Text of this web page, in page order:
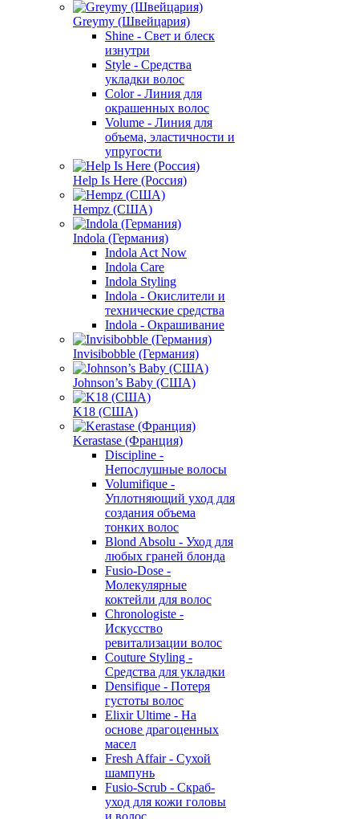
Greymy (Швейцария)
Shine - Свет и блеск
изнутри
Style - Средства
укладки волос
Color - Линия для
окрашенных волос
Volume - Линия для
объема, эластичности и
упругости
Help Is Here (Россия)
Hempz (США)
Indola (Германия)
Indola Act Now
Indola Care
Indola Styling
Indola - Окислители и
технические средства
Indola - Окрашивание
Invisibobble (Германия)
Johnson’s Baby (США)
K18 (США)
Kerastase (Франция)
Discipline -
Непослушные волосы
Volumifique -
Уплотняющий уход для
создания объема
тонких волос
Blond Absolu - Уход для
любых граней блонда
Fusio-Dose -
Молекулярные
коктейли для волос
Chronologiste -
Искусство
ревитализации волос
Couture Styling -
Средства для укладки
Densifique - Потеря
густоты волос
Elixir Ultime - На
основе драгоценных
масел
Fresh Affair - Сухой
шампунь
Fusio-Scrub - Скраб-
уход для кожи головы
и волос